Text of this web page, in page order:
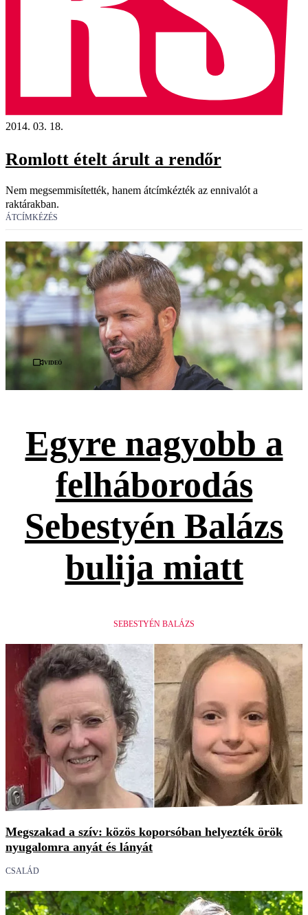
2014. 03. 18.
Romlott ételt árult a rendőr
Nem megsemmisítették, hanem átcímkézték az ennivalót a
raktárakban.
ÁTCÍMKÉZÉS
Videó
Egyre nagyobb a
felháborodás
Sebestyén Balázs
bulija miatt
SEBESTYÉN BALÁZS
Megszakad a szív: közös koporsóban helyezték örök
nyugalomra anyát és lányát
CSALÁD